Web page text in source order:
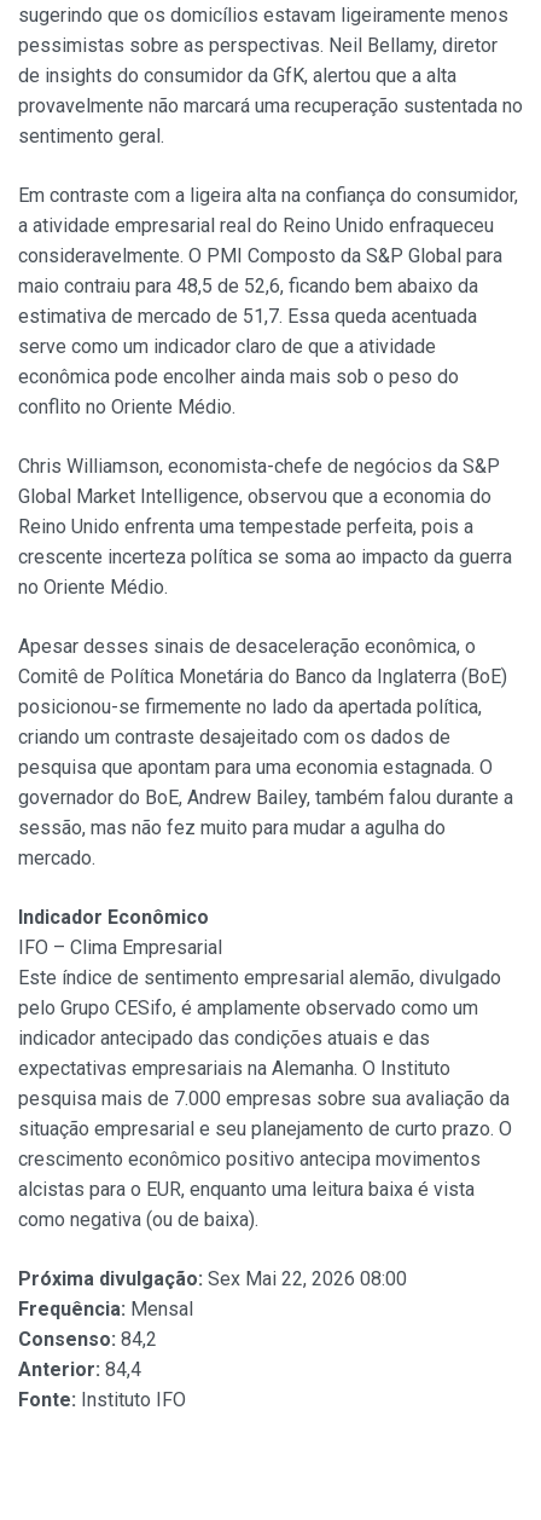
sugerindo que os domicílios estavam ligeiramente menos
pessimistas sobre as perspectivas. Neil Bellamy, diretor
de insights do consumidor da GfK, alertou que a alta
provavelmente não marcará uma recuperação sustentada no
sentimento geral.
Em contraste com a ligeira alta na confiança do consumidor,
a atividade empresarial real do Reino Unido enfraqueceu
consideravelmente. O PMI Composto da S&P Global para
maio contraiu para 48,5 de 52,6, ficando bem abaixo da
estimativa de mercado de 51,7. Essa queda acentuada
serve como um indicador claro de que a atividade
econômica pode encolher ainda mais sob o peso do
conflito no Oriente Médio.
Chris Williamson, economista-chefe de negócios da S&P
Global Market Intelligence, observou que a economia do
Reino Unido enfrenta uma tempestade perfeita, pois a
crescente incerteza política se soma ao impacto da guerra
no Oriente Médio.
Apesar desses sinais de desaceleração econômica, o
Comitê de Política Monetária do Banco da Inglaterra (BoE)
posicionou-se firmemente no lado da apertada política,
criando um contraste desajeitado com os dados de
pesquisa que apontam para uma economia estagnada. O
governador do BoE, Andrew Bailey, também falou durante a
sessão, mas não fez muito para mudar a agulha do
mercado.
Indicador Econômico
IFO – Clima Empresarial
Este índice de sentimento empresarial alemão, divulgado
pelo Grupo CESifo, é amplamente observado como um
indicador antecipado das condições atuais e das
expectativas empresariais na Alemanha. O Instituto
pesquisa mais de 7.000 empresas sobre sua avaliação da
situação empresarial e seu planejamento de curto prazo. O
crescimento econômico positivo antecipa movimentos
alcistas para o EUR, enquanto uma leitura baixa é vista
como negativa (ou de baixa).
Próxima divulgação: Sex Mai 22, 2026 08:00
Frequência: Mensal
Consenso: 84,2
Anterior: 84,4
Fonte: Instituto IFO